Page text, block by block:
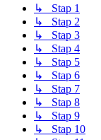
↳ Stap 1
↳ Stap 2
↳ Stap 3
↳ Stap 4
↳ Stap 5
↳ Stap 6
↳ Stap 7
↳ Stap 8
↳ Stap 9
↳ Stap 10